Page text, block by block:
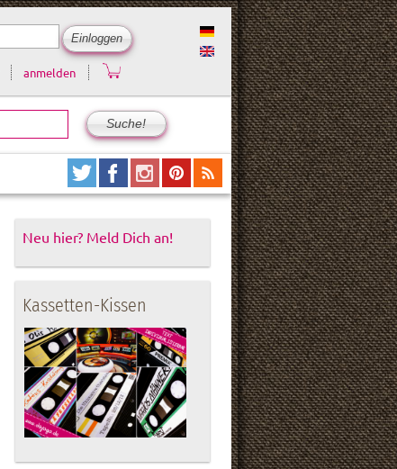
anmelden
Neu hier? Meld Dich an!
Kassetten-Kissen